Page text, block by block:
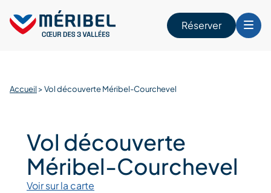
content
Réserver
Accueil >Vol découverte Méribel-Courchevel
Vol découverte
Méribel-Courchevel
Voir sur la carte